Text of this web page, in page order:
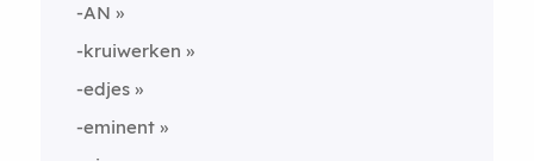
-AN
-kruiwerken
-edjes
-eminent